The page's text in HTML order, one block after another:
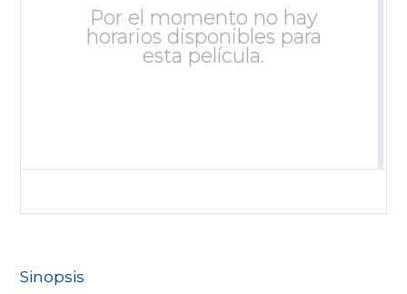
Por el momento no hay
horarios disponibles para
esta película.
Sinopsis